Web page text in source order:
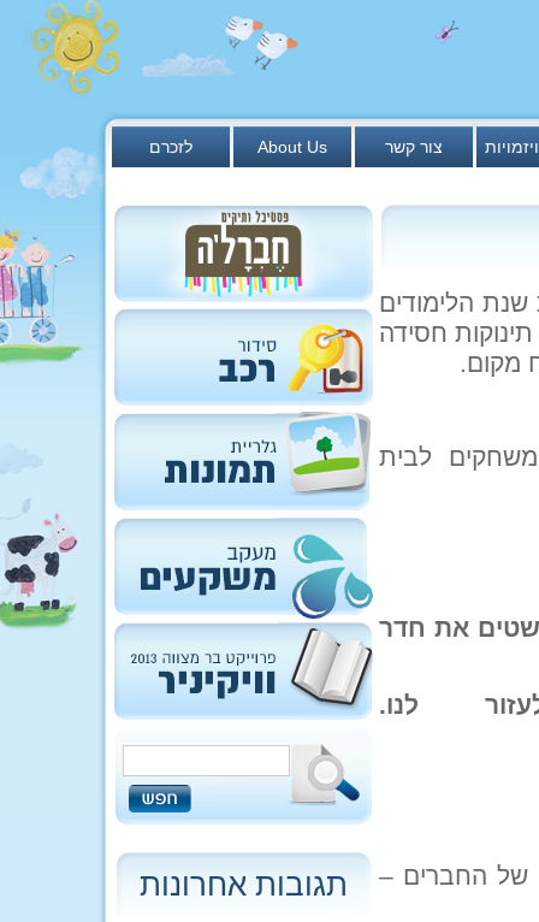
לזכרם About Us צור קשר
הלימודים
חסידה
לבית
ומקשטים את חדר
לנו.
של החברים – תגובות אחרונות